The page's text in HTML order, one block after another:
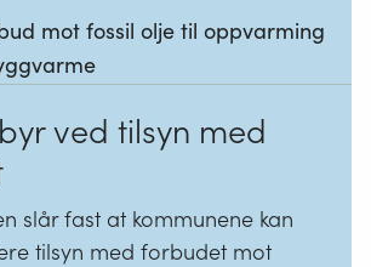
mot fossil olje til oppvarming
ved tilsyn med
slår fast at kommunene kan
tilsyn med forbudet mot